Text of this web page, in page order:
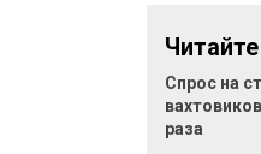
Спрос на
раза